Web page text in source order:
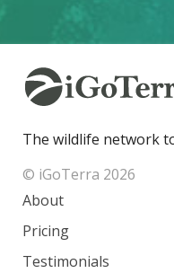
The wildlife network
© iGoTerra 2026
About
Pricing
Testimonials